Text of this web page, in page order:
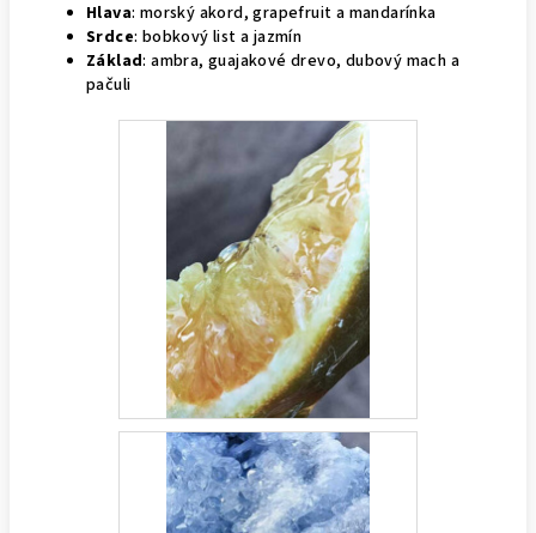
Hlava: morský akord, grapefruit a mandarínka
Srdce: bobkový list a jazmín
Základ:ambra, guajakové drevo, dubový mach a
pačuli